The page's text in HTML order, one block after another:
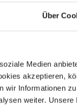
Über
Medien
akzeptieren,
wir Informationen
weiter. Unsere